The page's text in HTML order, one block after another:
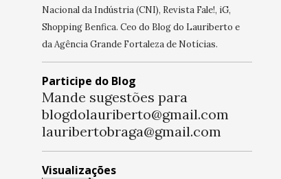
Nacional da Indústria (CNI), Revista Fale!, iG,
Shopping Benfica. Ceo do Blog do Lauriberto e
da Agência Grande Fortaleza de Notícias.
Participe do Blog
Mande sugestões para
blogdolauriberto@gmail.com
lauribertobraga@gmail.com
Visualizações